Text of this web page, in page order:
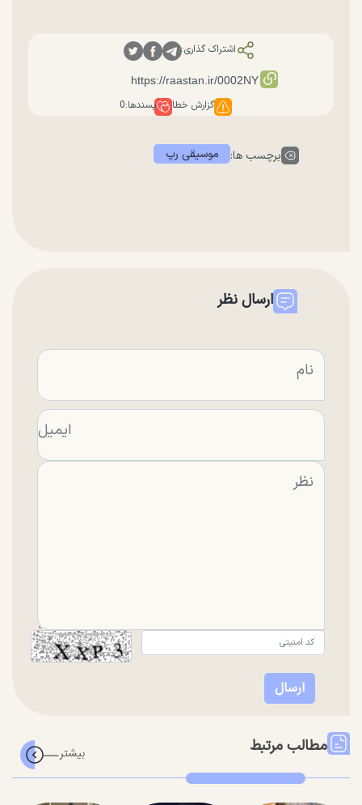
اشتراک گذاری:
گزارش خطا پسندها:0
برچسب ها: موسیقی رپ
ارسال نظر
مطالب مرتبط